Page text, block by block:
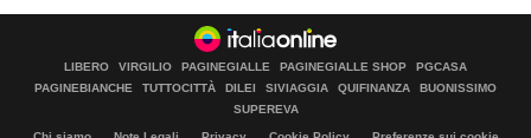
LIBERO VIRGILIO PAGINEGIALLE PAGINEGIALLE SHOP
PGCASA
PAGINEBIANCHE
TUTTOCITTÀ DILEI SIVIAGGIA QUIFINANZA
BUONISSIMO
SUPEREVA